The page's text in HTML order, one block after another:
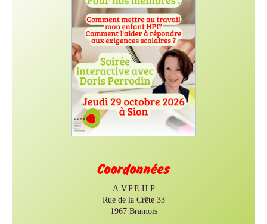
Coordonnées
A.V.P.E.H.P
Rue de la Crête 33
1967 Bramois